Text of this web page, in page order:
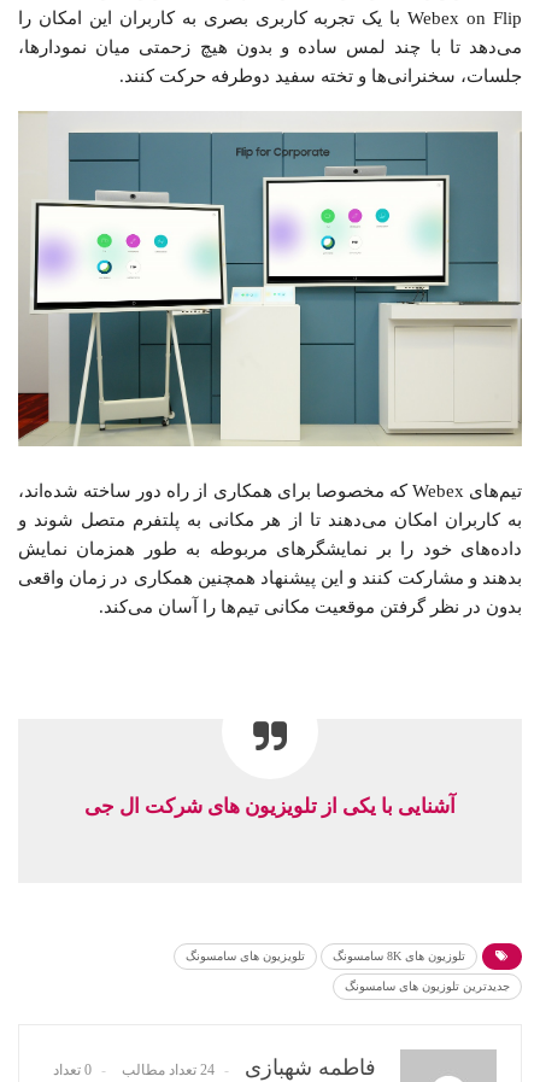
Webex on Flip با یک تجربه کاربری بصری به کاربران این امکان را
می‌دهد تا با چند لمس ساده و بدون هیچ زحمتی میان نمودارها،
جلسات، سخنرانی‌ها و تخته سفید دو‌طرفه حرکت کنند.
تیم‌های Webex که مخصوصا برای همکاری از راه دور ساخته شده‌اند،
به کاربران امکان می‌دهند تا از هر مکانی به پلتفرم متصل شوند و
داده‌های خود را بر نمایشگر‌های مربوطه به طور همزمان نمایش
بدهند و مشارکت کنند و این پیشنهاد همچنین همکاری در زمان واقعی
بدون در نظر گرفتن موقعیت مکانی تیم‌ها را آسان می‌کند.
آشنایی با یکی از تلویزیون های شرکت ال جی
تلوزیون های 8K سامسونگ تلویزیون های سامسونگ
جدیدترین تلوزیون های سامسونگ
فاطمه شهبازی 24 تعداد مطالب 0 تعداد